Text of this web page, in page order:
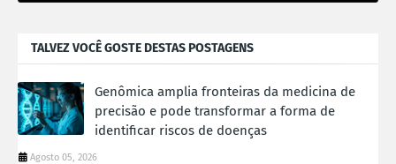
TALVEZ VOCÊ GOSTE DESTAS POSTAGENS
Genômica amplia fronteiras da medicina de
precisão e pode transformar a forma de
identificar riscos de doenças
Agosto 05, 2026